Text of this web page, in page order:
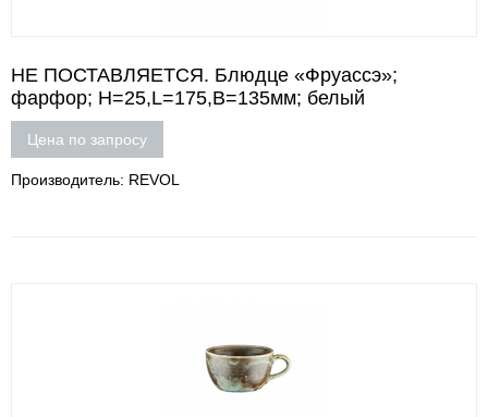
НЕ ПОСТАВЛЯЕТСЯ. Блюдце «Фруассэ»;
фарфор; H=25,L=175,B=135мм; белый
Цена по запросу
Производитель: REVOL